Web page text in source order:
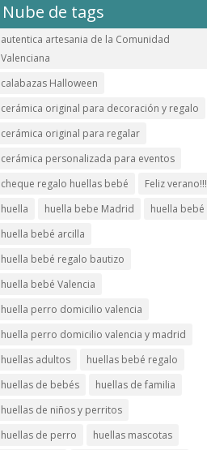
Nube de tags
autentica artesania de la Comunidad
Valenciana
calabazas Halloween
cerámica original para decoración y regalo
cerámica original para regalar
cerámica personalizada para eventos
cheque regalo huellas bebé
Feliz verano!!!
huella
huella bebe Madrid
huella bebé
huella bebé arcilla
huella bebé regalo bautizo
huella bebé Valencia
huella perro domicilio valencia
huella perro domicilio valencia y madrid
huellas adultos
huellas bebé regalo
huellas de bebés
huellas de familia
huellas de niños y perritos
huellas de perro
huellas mascotas